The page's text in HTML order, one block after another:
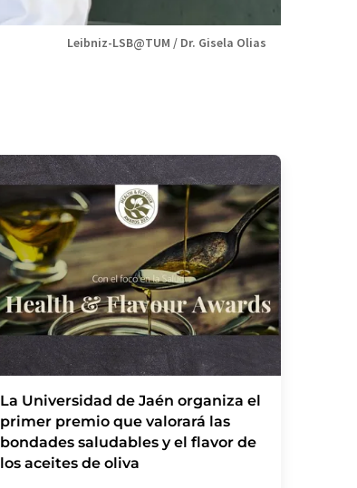
Leibniz-LSB@TUM / Dr. Gisela Olias
La Universidad de Jaén organiza el
primer premio que valorará las
bondades saludables y el flavor de
los aceites de oliva